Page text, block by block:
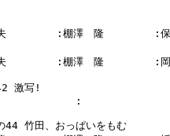
夫        :棚澤　隆        :保
:棚澤　隆        :岡
激写!
:
竹田、おっぱいをもむ